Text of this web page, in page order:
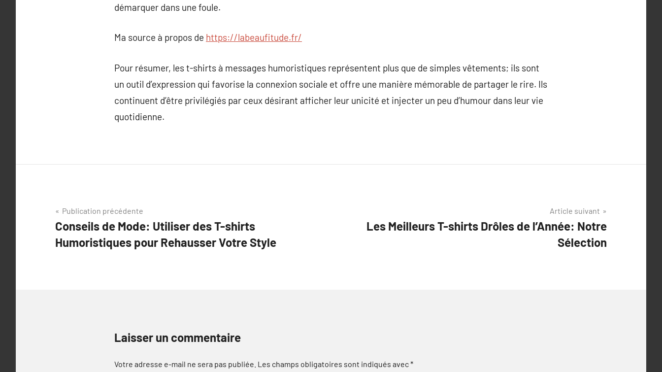
démarquer dans une foule.
Ma source à propos de https://labeaufitude.fr/
Pour résumer, les t-shirts à messages humoristiques représentent plus que de simples vêtements; ils sont
un outil d’expression qui favorise la connexion sociale et offre une manière mémorable de partager le rire. Ils
continuent d’être privilégiés par ceux désirant afficher leur unicité et injecter un peu d’humour dans leur vie
quotidienne.
Navigation
de
l’article
Publication précédente
Conseils de Mode: Utiliser des T-shirts
Humoristiques pour Rehausser Votre Style
Article suivant
Les Meilleurs T-shirts Drôles de l’Année: Notre
Sélection
Laisser un commentaire
Votre adresse e-mail ne sera pas publiée. Les champs obligatoires sont indiqués avec*